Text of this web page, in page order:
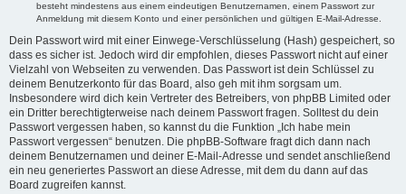
besteht mindestens aus einem eindeutigen Benutzernamen, einem Passwort zur
Anmeldung mit diesem Konto und einer persönlichen und gültigen E-Mail-Adresse.
Dein Passwort wird mit einer Einwege-Verschlüsselung (Hash) gespeichert, so
dass es sicher ist. Jedoch wird dir empfohlen, dieses Passwort nicht auf einer
Vielzahl von Webseiten zu verwenden. Das Passwort ist dein Schlüssel zu
deinem Benutzerkonto für das Board, also geh mit ihm sorgsam um.
Insbesondere wird dich kein Vertreter des Betreibers, von phpBB Limited oder
ein Dritter berechtigterweise nach deinem Passwort fragen. Solltest du dein
Passwort vergessen haben, so kannst du die Funktion „Ich habe mein
Passwort vergessen“ benutzen. Die phpBB-Software fragt dich dann nach
deinem Benutzernamen und deiner E-Mail-Adresse und sendet anschließend
ein neu generiertes Passwort an diese Adresse, mit dem du dann auf das
Board zugreifen kannst.